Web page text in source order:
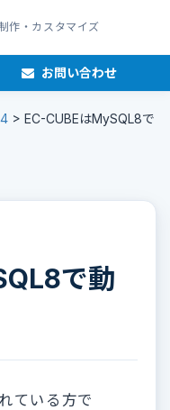
作・カスタマイズ
お問い合わせ
> EC-CUBEはMySQL8で
で動
ている方で